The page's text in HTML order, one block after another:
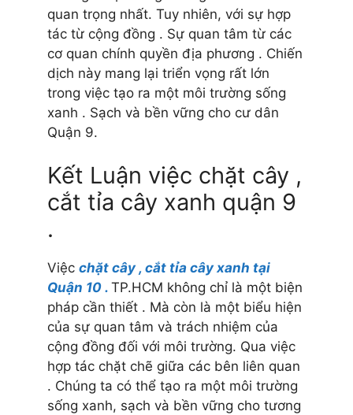
quan trọng nhất. Tuy nhiên, với sự hợp
tác từ cộng đồng . Sự quan tâm từ các
cơ quan chính quyền địa phương . Chiến
dịch này mang lại triển vọng rất lớn
trong việc tạo ra một môi trường sống
xanh . Sạch và bền vững cho cư dân
Quận 9.
Kết Luận việc chặt cây ,
cắt tỉa cây xanh quận 9
.
Việc chặt cây , cắt tỉa cây xanh tại
Quận 10 . TP.HCM không chỉ là một biện
pháp cần thiết . Mà còn là một biểu hiện
của sự quan tâm và trách nhiệm của
cộng đồng đối với môi trường. Qua việc
hợp tác chặt chẽ giữa các bên liên quan
. Chúng ta có thể tạo ra một môi trường
sống xanh, sạch và bền vững cho tương